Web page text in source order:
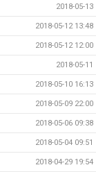
2018-05-13
2018-05-12 13:48
2018-05-12 12:00
2018-05-11
2018-05-10 16:13
2018-05-09 22:00
2018-05-06 09:38
2018-05-04 09:51
2018-04-29 19:54